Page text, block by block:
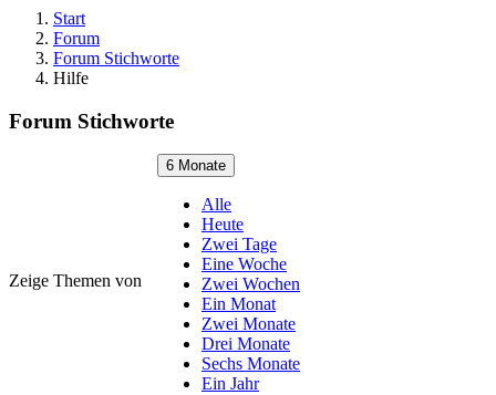
Start
Forum
Forum Stichworte
Hilfe
Forum Stichworte
Zeige Themen von
6 Monate
Alle
Heute
Zwei Tage
Eine Woche
Zwei Wochen
Ein Monat
Zwei Monate
Drei Monate
Sechs Monate
Ein Jahr